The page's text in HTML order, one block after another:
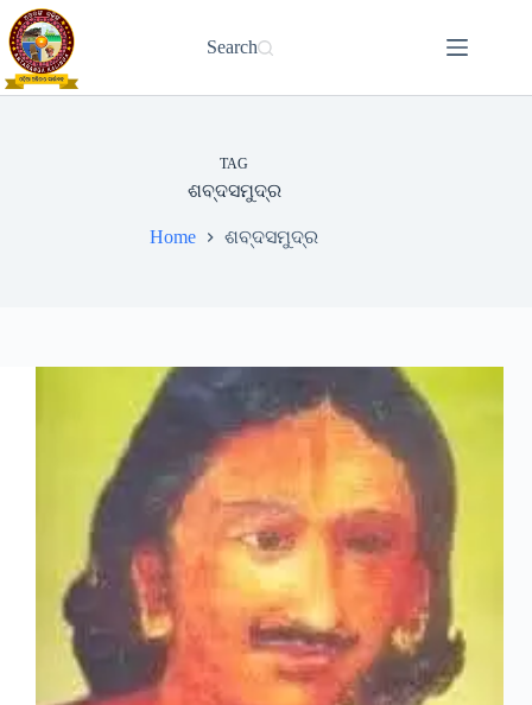
Skip
to
content
Search
TAG
ଶବ୍ଦସମୁଦ୍ର
Home ଶବ୍ଦସମୁଦ୍ର